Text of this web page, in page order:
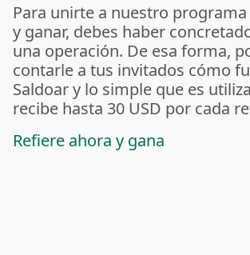
Para unirte a nuestro
y ganar, debes haber
una operación. De esa forma,
contarle a tus invitados cómo
Saldoar y lo simple que es
recibe hasta 30 USD por cada
Refiere ahora y gana